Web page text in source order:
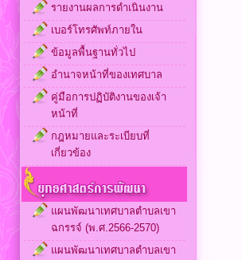
รายงานผลการดำเนินงาน
เบอร์โทรศัพท์ภายใน
ข้อมูลพื้นฐานทั่วไป
อำนาจหน้าที่ของเทศบาล
คู่มือการปฏิบัติงานของเจ้า
หน้าที่
กฎหมายและระเบียบที่
เกี่ยวข้อง
แผนพัฒนาเทศบาลตำบลเขา
ฉกรรจ์ (พ.ศ.2566-2570)
แผนพัฒนาเทศบาลตำบลเขา